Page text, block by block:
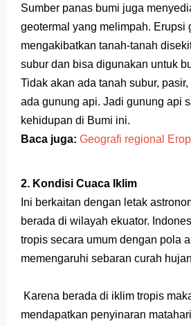
Sumber panas bumi juga
geotermal yang melimpah. Erupsi
mengakibatkan tanah-tanah
subur dan bisa digunakan untuk
Tidak akan ada tanah subur, pasir,
ada gunung api. Jadi gunung api
kehidupan di Bumi ini.
Baca juga: Geografi regional
2. Kondisi Cuaca Iklim
Ini berkaitan dengan letak
berada di wilayah ekuator.
tropis secara umum dengan pola
memengaruhi sebaran curah
Karena berada di iklim tropis
mendapatkan penyinaran